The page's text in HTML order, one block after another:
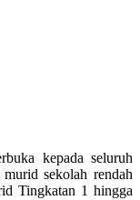
kepada seluruh
sekolah rendah
Tingkatan 1 hingga